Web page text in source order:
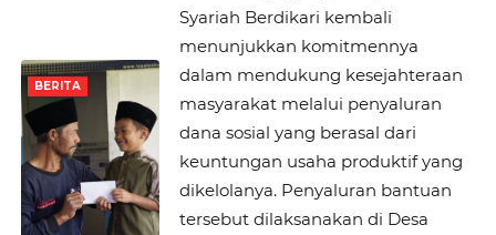
BERITA
Syariah Berdikari kembali
menunjukkan komitmennya
dalam mendukung kesejahteraan
masyarakat melalui penyaluran
dana sosial yang berasal dari
keuntungan usaha produktif yang
dikelolanya. Penyaluran bantuan
tersebut dilaksanakan di Desa